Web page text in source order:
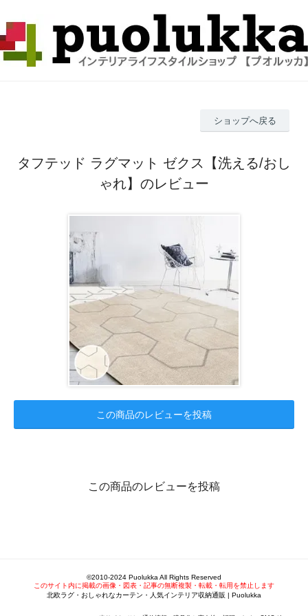
ショップへ戻る
タフテッド ラグマット ゼクス【洗える/おし
ゃれ】のレビュー
この商品のレビューを投稿
この商品のレビューを投稿
©2010-2024 Puolukka All Rights Reserved
このサイト内に掲載の画像・図表・記事の無断複製・転載・転用を禁止します
北欧ラグ・おしゃれなカーテン・人気インテリア収納通販 | Puolukka